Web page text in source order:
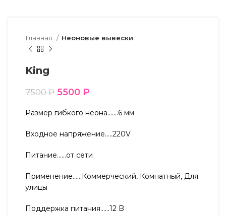
Главная Неоновые вывески
King
7500₽ 5500 ₽
Размер гибкого неона…….6 мм
Входное напряжение…..220V
Питание……от сети
Применение……Коммерческий, Комнатный, Для
улицы
Поддержка питания……12 B